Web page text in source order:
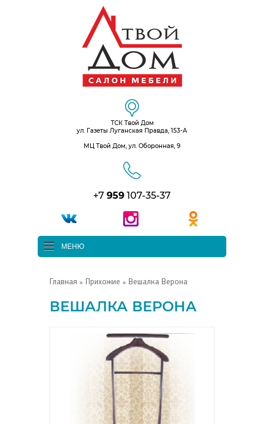
ТСК Твой Дом
ул. Газеты Луганская Правда, 153-А
МЦ Твой Дом, ул. Оборонная, 9
+7 959 107-35-37
МЕНЮ
Главная » Прихожие » Вешалка Верона
ВЕШАЛКА ВЕРОНА